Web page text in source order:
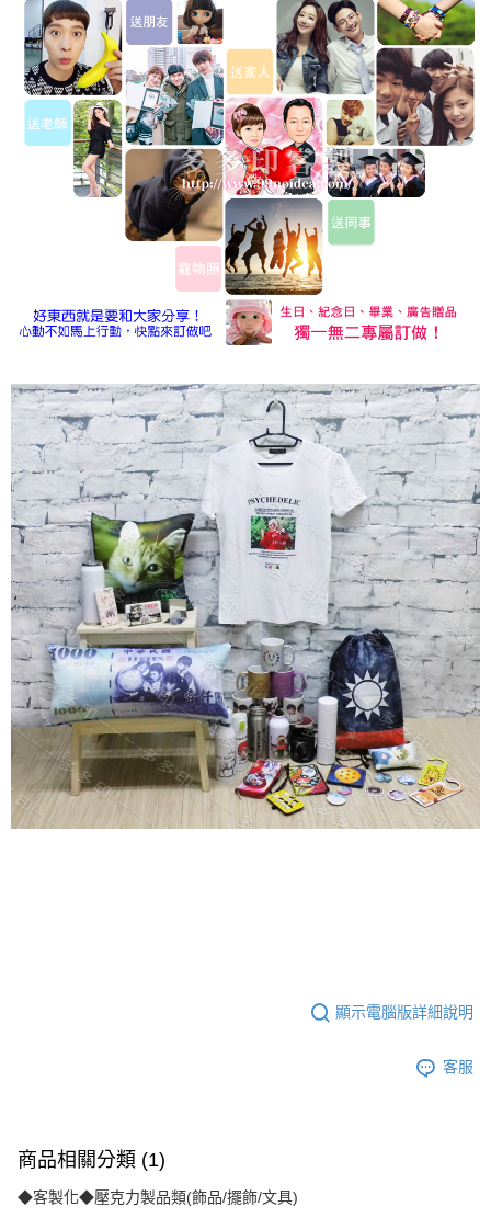
顯示電腦版詳細說明
客服
商品相關分類 (1)
◆客製化◆壓克力製品類(飾品/擺飾/文具)